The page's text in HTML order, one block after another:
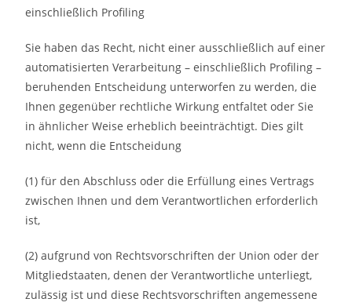
einschließlich Profiling
Sie haben das Recht, nicht einer ausschließlich auf einer
automatisierten Verarbeitung – einschließlich Profiling –
beruhenden Entscheidung unterworfen zu werden, die
Ihnen gegenüber rechtliche Wirkung entfaltet oder Sie
in ähnlicher Weise erheblich beeinträchtigt. Dies gilt
nicht, wenn die Entscheidung
(1) für den Abschluss oder die Erfüllung eines Vertrags
zwischen Ihnen und dem Verantwortlichen erforderlich
ist,
(2) aufgrund von Rechtsvorschriften der Union oder der
Mitgliedstaaten, denen der Verantwortliche unterliegt,
zulässig ist und diese Rechtsvorschriften angemessene